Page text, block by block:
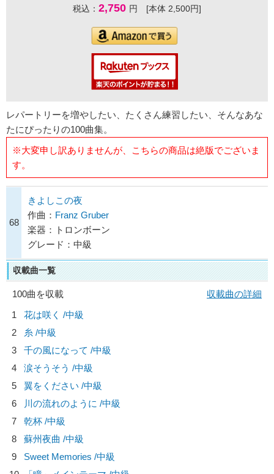
税込： 2,750 円 [本体 2,500円]
レパートリーを増やしたい、たくさん練習したい、そんなあな
たにぴったりの100曲集。
※大変申し訳ありませんが、こちらの商品は絶版でございま
す。
68
きよしこの夜
作曲： Franz Gruber
楽器：トロンボーン
グレード：中級
収載曲一覧
100曲を収載
収載曲の詳細
1
花は咲く /中級
2
糸 /中級
3
千の風になって /中級
4
涙そうそう /中級
5
翼をください /中級
6
川の流れのように /中級
7
乾杯 /中級
8
蘇州夜曲 /中級
9
Sweet Memories /中級